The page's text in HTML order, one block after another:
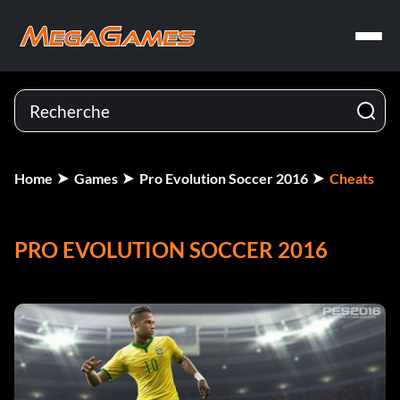
Home Games Pro Evolution Soccer 2016 Cheats
PRO EVOLUTION SOCCER 2016